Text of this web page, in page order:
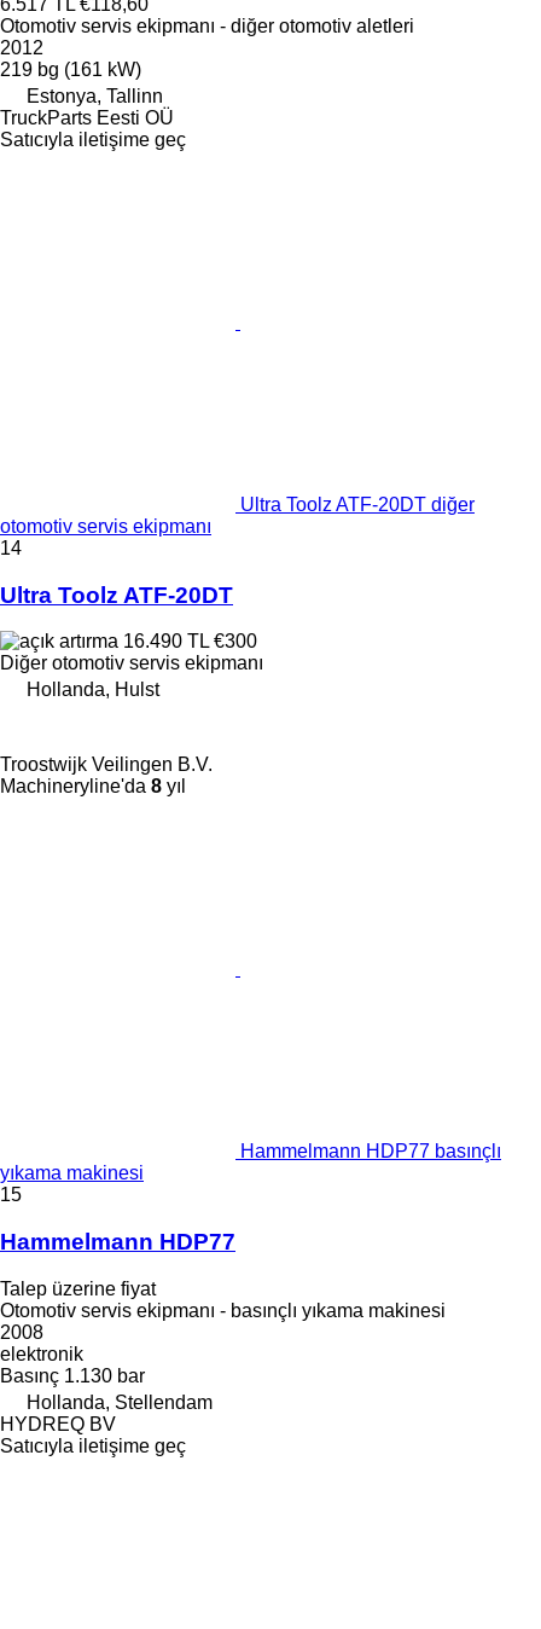
Otomotiv servis ekipmanı - diğer otomotiv aletleri
2012
219 bg (161 kW)
Estonya, Tallinn
TruckParts Eesti OÜ
Satıcıyla iletişime geç
Ultra Toolz ATF-20DT diğer
otomotiv servis ekipmanı
14
Ultra Toolz ATF-20DT
16.490 TL €300
Diğer otomotiv servis ekipmanı
Hollanda, Hulst
Troostwijk Veilingen B.V.
Machineryline'da 8 yıl
Hammelmann HDP77 basınçlı
yıkama makinesi
15
Hammelmann HDP77
Talep üzerine fiyat
Otomotiv servis ekipmanı - basınçlı yıkama makinesi
2008
elektronik
Basınç 1.130 bar
Hollanda, Stellendam
HYDREQ BV
Satıcıyla iletişime geç